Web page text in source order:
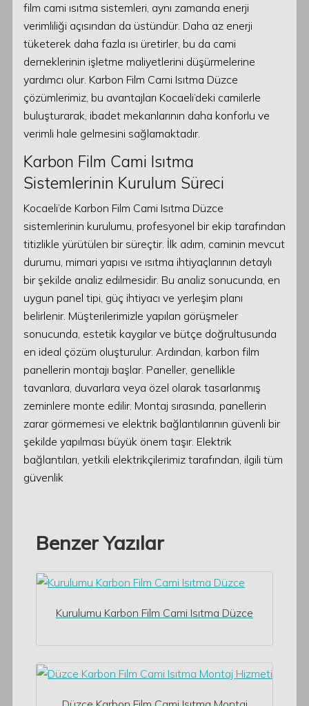
film cami ısıtma sistemleri, aynı zamanda enerji
verimliliği açısından da üstündür. Daha az enerji
tüketerek daha fazla ısı üretirler, bu da cami
derneklerinin işletme maliyetlerini düşürmelerine
yardımcı olur. Karbon Film Cami Isıtma Düzce
çözümlerimiz, bu avantajları Kocaeli’deki camilerle
buluşturarak, ibadet mekanlarının daha konforlu ve
verimli hale gelmesini sağlamaktadır.
Karbon Film Cami Isıtma
Sistemlerinin Kurulum Süreci
Kocaeli’de Karbon Film Cami Isıtma Düzce
sistemlerinin kurulumu, profesyonel bir ekip tarafından
titizlikle yürütülen bir süreçtir. İlk adım, caminin mevcut
durumu, mimari yapısı ve ısıtma ihtiyaçlarının detaylı
bir şekilde analiz edilmesidir. Bu analiz sonucunda, en
uygun panel tipi, güç ihtiyacı ve yerleşim planı
belirlenir. Müşterilerimizle yapılan görüşmeler
sonucunda, estetik kaygılar ve bütçe doğrultusunda
en ideal çözüm oluşturulur. Ardından, karbon film
panellerin montajı başlar. Paneller, genellikle
tavanlara, duvarlara veya özel olarak tasarlanmış
zeminlere monte edilir. Montaj sırasında, panellerin
zarar görmemesi ve elektrik bağlantılarının güvenli bir
şekilde yapılması büyük önem taşır. Elektrik
bağlantıları, yetkili elektrikçilerimiz tarafından, ilgili tüm
güvenlik
Benzer Yazılar
Kurulumu Karbon Film Cami Isıtma Düzce